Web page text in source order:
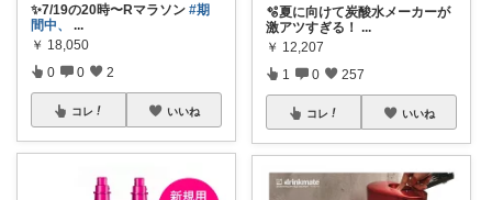
✨7/19の20時〜Rマラソン #期
間中、
...
￥ 18,050
0 0 2
コレ いいね
🫧夏に向けて炭酸水メーカーが
激アツすぎる！ ...
￥ 12,207
1 0 257
コレ いいね